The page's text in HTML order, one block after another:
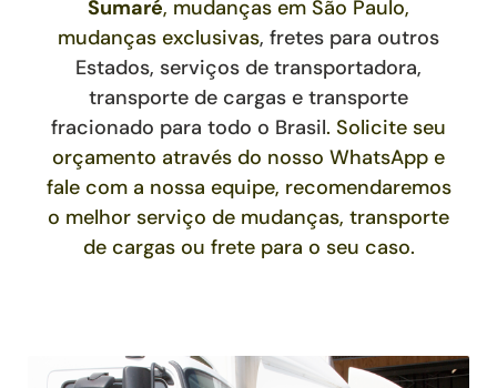
Sumaré, mudanças em São Paulo,
mudanças exclusivas, fretes para outros
Estados, serviços de transportadora,
transporte de cargas e transporte
fracionado para todo o Brasil. Solicite seu
orçamento através do nosso WhatsApp e
fale com a nossa equipe, recomendaremos
o melhor serviço de mudanças, transporte
de cargas ou frete para o seu caso.